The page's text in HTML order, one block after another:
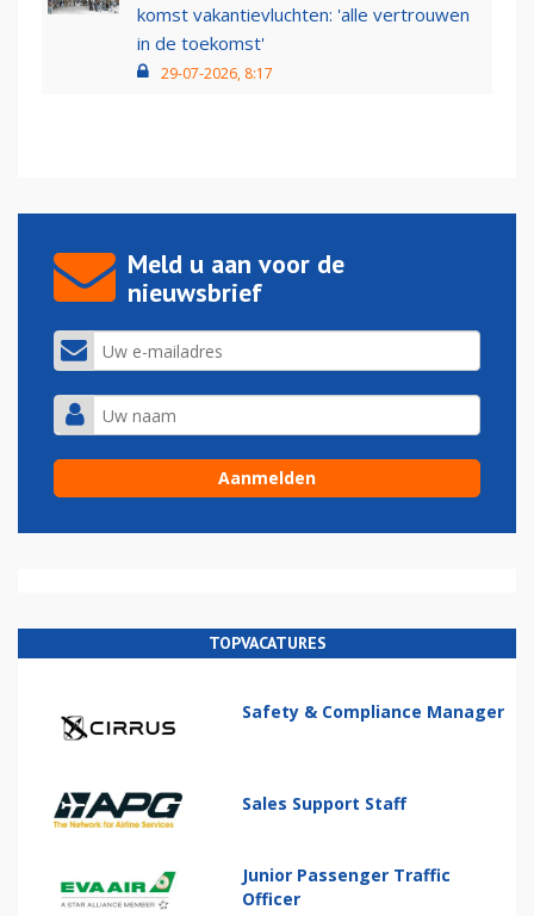
komst vakantievluchten: 'alle vertrouwen
in de toekomst'
29-07-2026, 8:17
Meld u aan voor de
nieuwsbrief
TOPVACATURES
Safety & Compliance Manager
Sales Support Staff
Junior Passenger Traffic
Officer